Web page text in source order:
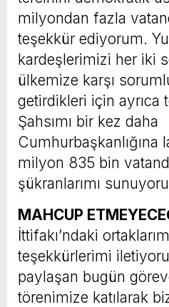
milyondan fazla
teşekkür ediyorum.
kardeşlerimizi her iki
ülkemize karşı
getirdikleri için ayrıca
Şahsımı bir kez daha
Cumhurbaşkanlığına
milyon 835 bin
şükranlarımı
MAHCUP
İttifakı’ndaki
teşekkürlerimi
paylaşan bugün
törenimize katılarak